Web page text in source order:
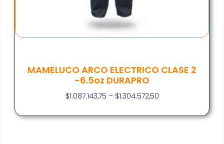
MAMELUCO ARCO ELECTRICO CLASE 2
-6.5oz DURAPRO
$1.087.143,75 – $1.304.572,50